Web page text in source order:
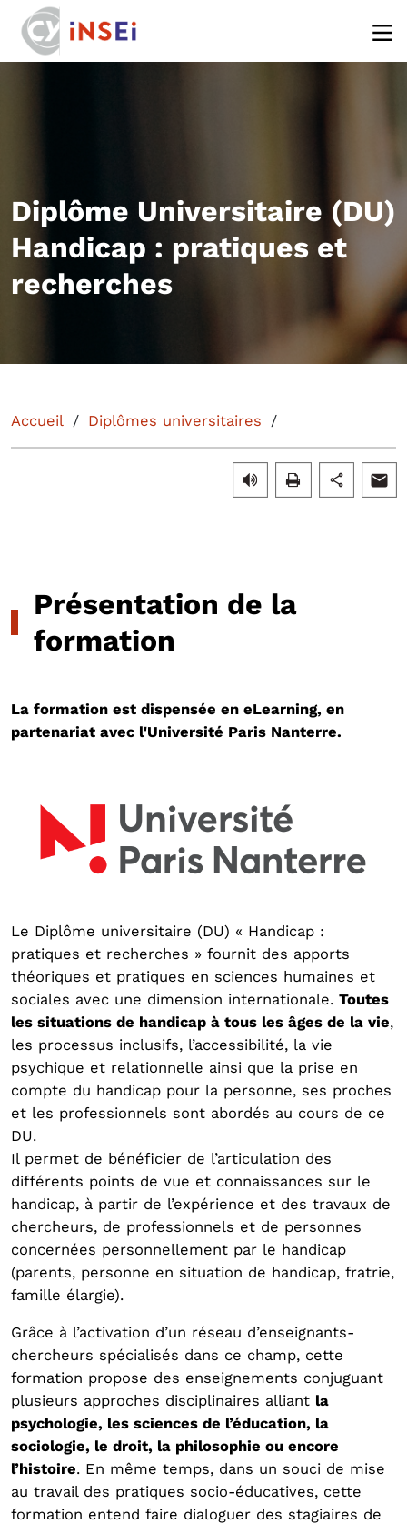
Diplôme Universitaire (DU)
Handicap : pratiques et
recherches
Accueil Diplômes universitaires
Présentation de la
formation
La formation est dispensée en eLearning, en
partenariat avec l'Université Paris Nanterre.
Le Diplôme universitaire (DU) « Handicap :
pratiques et recherches » fournit des apports
théoriques et pratiques en sciences humaines et
sociales avec une dimension internationale. Toutes
les situations de handicap à tous les âges de la vie,
les processus inclusifs, l’accessibilité, la vie
psychique et relationnelle ainsi que la prise en
compte du handicap pour la personne, ses proches
et les professionnels sont abordés au cours de ce
DU.
Il permet de bénéficier de l’articulation des
différents points de vue et connaissances sur le
handicap, à partir de l’expérience et des travaux de
chercheurs, de professionnels et de personnes
concernées personnellement par le handicap
(parents, personne en situation de handicap, fratrie,
famille élargie).
Grâce à l’activation d’un réseau d’enseignants-
chercheurs spécialisés dans ce champ, cette
formation propose des enseignements conjuguant
plusieurs approches disciplinaires alliant la
psychologie, les sciences de l’éducation, la
sociologie, le droit, la philosophie ou encore
l’histoire. En même temps, dans un souci de mise
au travail des pratiques socio-éducatives, cette
formation entend faire dialoguer des stagiaires de